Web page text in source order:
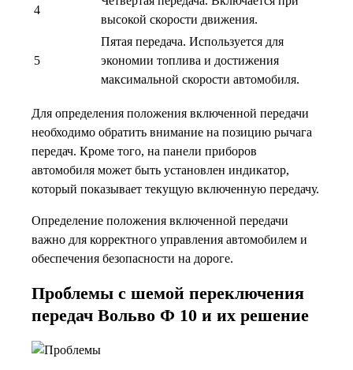
4
высокой скорости движения.
5
Пятая передача. Используется для
экономии топлива и достижения
максимальной скорости автомобиля.
Для определения положения включенной передачи
необходимо обратить внимание на позицию рычага
передач. Кроме того, на панели приборов
автомобиля может быть установлен индикатор,
который показывает текущую включенную передачу.
Определение положения включенной передачи
важно для корректного управления автомобилем и
обеспечения безопасности на дороге.
Проблемы с шемой переключения
передач Вольво Ф 10 и их решение